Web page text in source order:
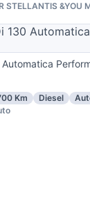
STELLANTIS &YOU
Automatica
Km Diesel